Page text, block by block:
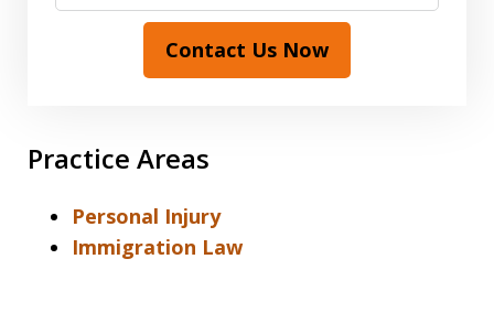
Contact Us Now
Practice Areas
Personal Injury
Immigration Law